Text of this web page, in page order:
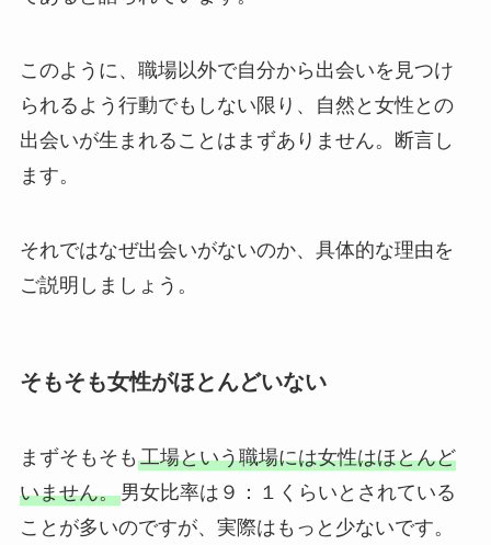
このように、職場以外で自分から出会いを見つけ
られるよう行動でもしない限り、自然と女性との
出会いが生まれることはまずありません。断言し
ます。
それではなぜ出会いがないのか、具体的な理由を
ご説明しましょう。
そもそも女性がほとんどいない
まずそもそも 工場という職場には女性はほとんど
いません。男女比率は９：１くらいとされている
ことが多いのですが、実際はもっと少ないです。